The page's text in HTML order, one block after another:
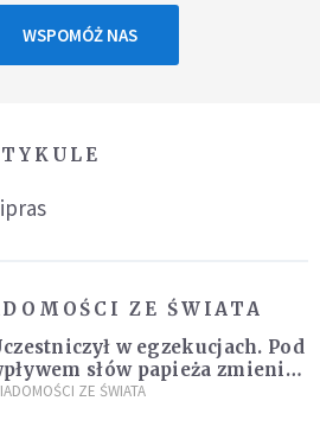
WSPOMÓŻ NAS
ZE ŚWIATA
w egzekucjach. Pod
słów papieża zmienił
ZE ŚWIATA